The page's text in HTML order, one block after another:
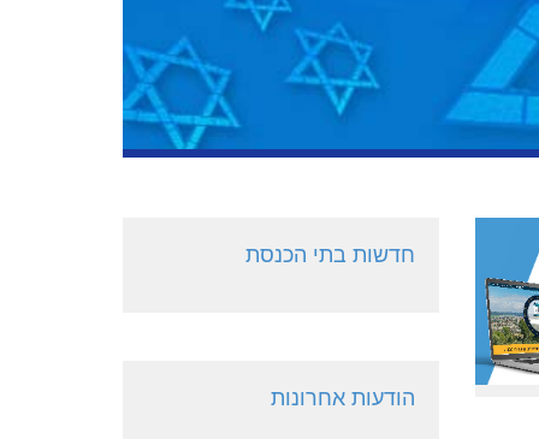
חדשות בתי הכנסת
הודעות אחרונות